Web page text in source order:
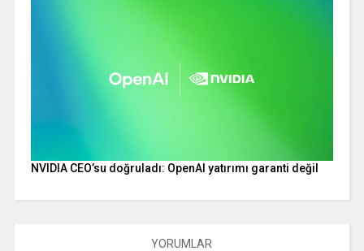
NVIDIA CEO’su doğruladı: OpenAI yatırımı garanti değil
YORUMLAR